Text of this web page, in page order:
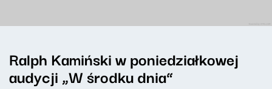
Ralph Kamiński w poniedziałkowej
audycji „W środku dnia”